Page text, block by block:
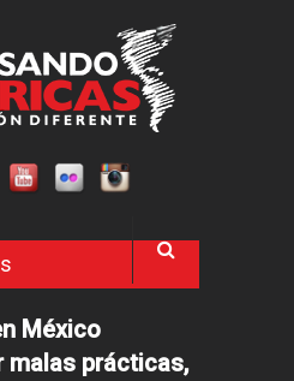
México
malas prácticas,